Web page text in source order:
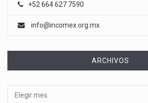
+52 664 627 7590
info@incomex.org.mx
ARCHIVOS